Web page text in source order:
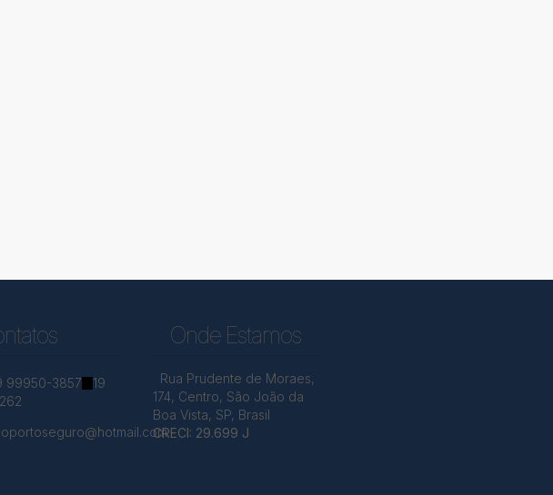
99950-3857
19
Onde Estamos
Rua Prudente de Moraes,
174, Centro, São João da
Boa Vista, SP, Brasil
CRECI: 29.699 J